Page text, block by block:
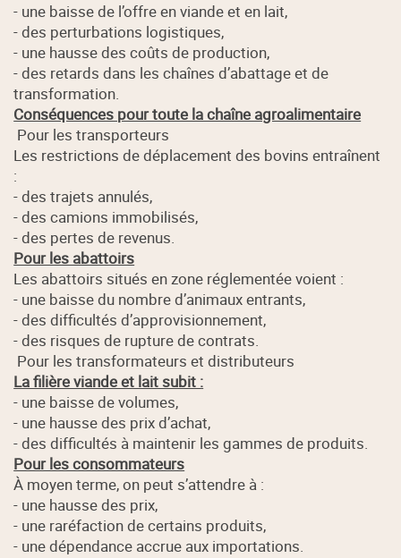
- une baisse de l’offre en viande et en lait,
- des perturbations logistiques,
- une hausse des coûts de production,
- des retards dans les chaînes d’abattage et de
transformation.
Conséquences pour toute la chaîne agroalimentaire
Pour les transporteurs
Les restrictions de déplacement des bovins entraînent
:
- des trajets annulés,
- des camions immobilisés,
- des pertes de revenus.
Pour les abattoirs
Les abattoirs situés en zone réglementée voient :
- une baisse du nombre d’animaux entrants,
- des difficultés d’approvisionnement,
- des risques de rupture de contrats.
Pour les transformateurs et distributeurs
La filière viande et lait subit :
- une baisse de volumes,
- une hausse des prix d’achat,
- des difficultés à maintenir les gammes de produits.
Pour les consommateurs
À moyen terme, on peut s’attendre à :
- une hausse des prix,
- une raréfaction de certains produits,
- une dépendance accrue aux importations.